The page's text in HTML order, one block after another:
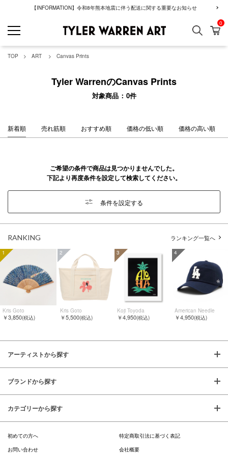
【INFORMATION】令和8年熊本地震に伴う配送に関する重要なお知らせ
GREENROOM
検索 カ
0
TOP ART Canvas Prints
Tyler WarrenのCanvas Prints
対象商品 0件
新着順 売れ筋順 おすすめ順 価格の低い順 価格の高い順
ご希望の条件で商品は見つかりませんでした。
下記より再度条件を設定して検索してください。
条件を設定する
RANKING ランキング一覧へ
1
Kris Goto
￥3,850(税込)
2
Kris Goto
￥5,500(税込)
3
Koji Toyoda
￥4,950(税込)
4
American Needle
￥4,950(税込)
アーティストから探す
ブランドから探す
カテゴリーから探す
初めての方へ
特定商取引法に基づく表記
お問い合わせ
会社概要